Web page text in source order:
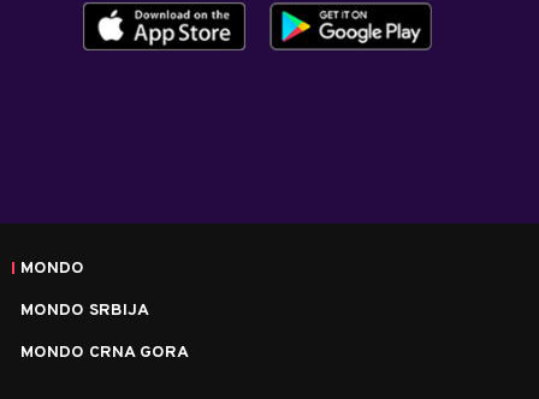
MONDO
MONDO SRBIJA
MONDO CRNA GORA